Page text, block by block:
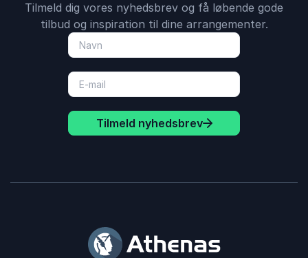
Tilmeld dig vores nyhedsbrev og få løbende gode
tilbud og inspiration til dine arrangementer.
Tilmeld nyhedsbrev